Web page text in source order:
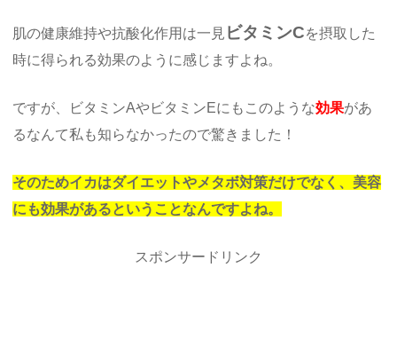
肌の健康維持や抗酸化作用は一見 ビタミンCを摂取した
時に得られる効果のように感じますよね。
ですが、ビタミンAやビタミンEにもこのような効果があ
るなんて私も知らなかったので驚きました！
そのためイカはダイエットやメタボ対策だけでなく、美容
にも効果があるということなんですよね。
スポンサードリンク